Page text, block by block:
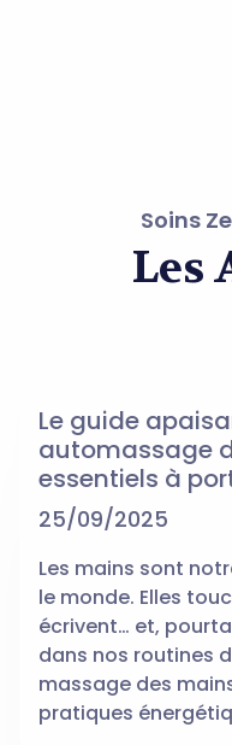
Soins
Les
Le guide
automassage
essentiels à
25/09/2025
Les mains sont
le monde. Elles
écrivent… et,
dans nos routines
massage des
pratiques